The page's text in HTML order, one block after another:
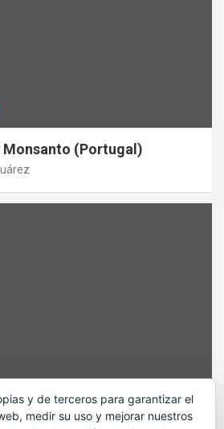
Monsanto (Portugal)
y de terceros para garantizar el
medir su uso y mejorar nuestros